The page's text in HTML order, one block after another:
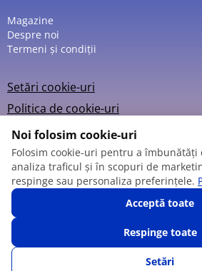
Magazine
Despre noi
Termeni și condiții
Setări cookie-uri
Politica de cookie-uri
© 2013 – 2026
Noi folosim cookie-uri
Folosim cookie-uri pentru a îmbunătăți
analiza traficul și în scopuri de
respinge sau personaliza preferințele.
Acceptă toate
Respinge toate
Setări